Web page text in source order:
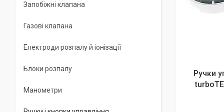
Ручки
Запобіжні клапана
Газові клапана
Електроди розпалу й іонізації
Блоки розпалу
Манометри